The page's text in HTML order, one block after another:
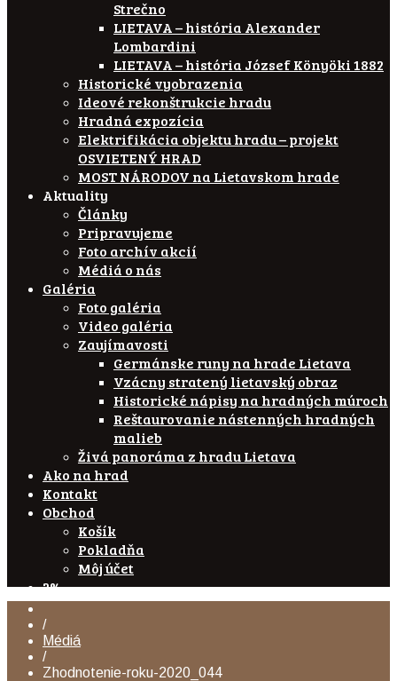
Strečno
LIETAVA – história Alexander
Lombardini
LIETAVA – história József Könyöki 1882
Historické vyobrazenia
Ideové rekonštrukcie hradu
Hradná expozícia
Elektrifikácia objektu hradu – projekt
OSVIETENÝ HRAD
MOST NÁRODOV na Lietavskom hrade
Aktuality
Články
Pripravujeme
Foto archív akcií
Médiá o nás
Galéria
Foto galéria
Video galéria
Zaujímavosti
Germánske runy na hrade Lietava
Vzácny stratený lietavský obraz
Historické nápisy na hradných múroch
Reštaurovanie nástenných hradných
malieb
Živá panoráma z hradu Lietava
Ako na hrad
Kontakt
Obchod
Košík
Pokladňa
Môj účet
2%
/
Médiá
/
Zhodnotenie-roku-2020_044